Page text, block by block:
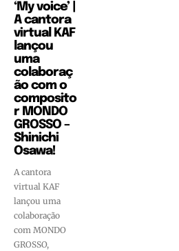
‘My voice’ |
A cantora
virtual KAF
lançou
uma
colaboraç
ão com o
composito
r MONDO
GROSSO –
Shinichi
Osawa!
A cantora
virtual KAF
lançou uma
colaboração
com MONDO
GROSSO,